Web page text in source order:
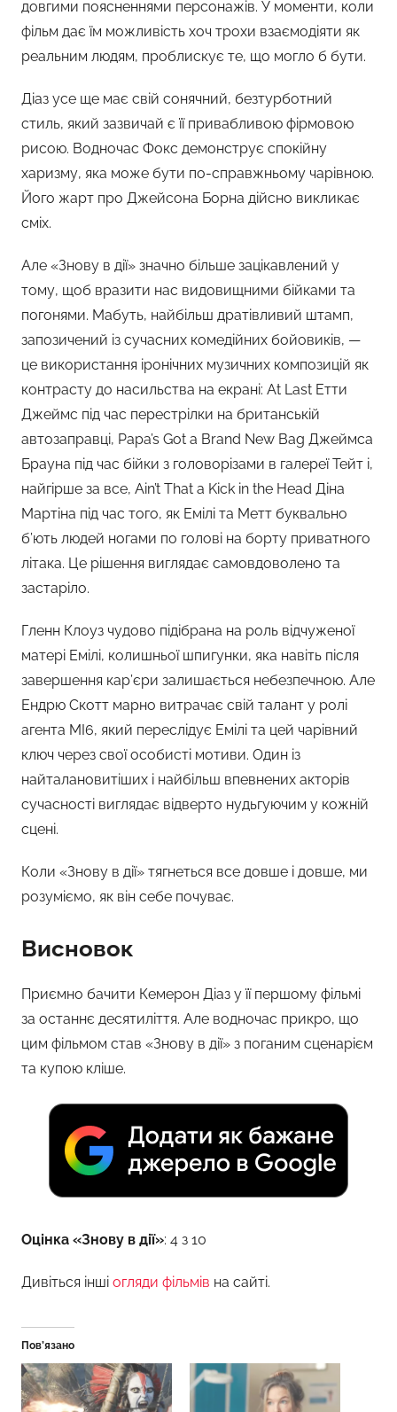
довгими поясненнями персонажів. У моменти, коли
фільм дає їм можливість хоч трохи взаємодіяти як
реальним людям, проблискує те, що могло б бути.
Діаз усе ще має свій сонячний, безтурботний
стиль, який зазвичай є її привабливою фірмовою
рисою. Водночас Фокс демонструє спокійну
харизму, яка може бути по-справжньому чарівною.
Його жарт про Джейсона Борна дійсно викликає
сміх.
Але «Знову в дії» значно більше зацікавлений у
тому, щоб вразити нас видовищними бійками та
погонями. Мабуть, найбільш дратівливий штамп,
запозичений із сучасних комедійних бойовиків, —
це використання іронічних музичних композицій як
контрасту до насильства на екрані: At Last Етти
Джеймс під час перестрілки на британській
автозаправці, Papa’s Got a Brand New Bag Джеймса
Брауна під час бійки з головорізами в галереї Тейт і,
найгірше за все, Ain’t That a Kick in the Head Діна
Мартіна під час того, як Емілі та Метт буквально
б’ють людей ногами по голові на борту приватного
літака. Це рішення виглядає самовдоволено та
застаріло.
Гленн Клоуз чудово підібрана на роль відчуженої
матері Емілі, колишньої шпигунки, яка навіть після
завершення кар’єри залишається небезпечною. Але
Ендрю Скотт марно витрачає свій талант у ролі
агента MI6, який переслідує Емілі та цей чарівний
ключ через свої особисті мотиви. Один із
найталановитіших і найбільш впевнених акторів
сучасності виглядає відверто нудьгуючим у кожній
сцені.
Коли «Знову в дії» тягнеться все довше і довше, ми
розуміємо, як він себе почуває.
Висновок
Приємно бачити Кемерон Діаз у її першому фільмі
за останнє десятиліття. Але водночас прикро, що
цим фільмом став «Знову в дії» з поганим сценарієм
та купою кліше.
Оцінка «Знову в дії»: 4 з 10
Дивіться інші огляди фільмів на сайті.
Пов’язано